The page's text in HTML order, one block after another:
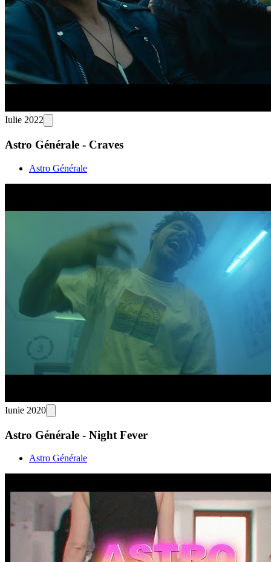
Iulie 2022
Astro Générale - Craves
Astro Générale
Iunie 2020
Astro Générale - Night Fever
Astro Générale